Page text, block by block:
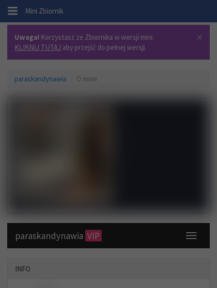
. Mini Zbiornik
×
Uwaga! Korzystasz ze Zbiornika w wersji mini.
KLIKNIJ TUTAJ aby przejść do pełnej wersji.
paraskandynawia O mnie
Toggle
paraskandynawia VIP
INFO